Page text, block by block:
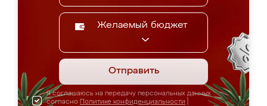
Желаемый бюджет
Отправить
Я соглашаюсь на передачу персональных данных
согласно Политике конфиденциальности